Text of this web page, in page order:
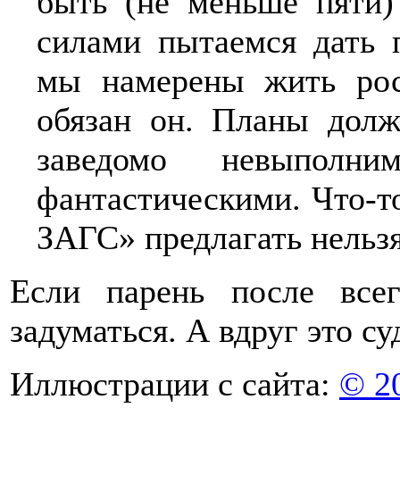
силами пытаемся дать
мы намерены жить
обязан он. Планы
заведомо
фантастическими. Что-
ЗАГС» предлагать
Если парень после
задуматься. А вдруг это
Иллюстрации с сайта: ©